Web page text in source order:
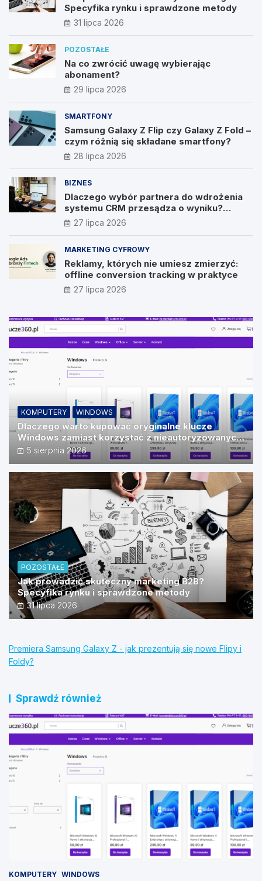
Specyfika rynku i sprawdzone metody
31 lipca 2026
POZOSTAŁE
Na co zwrócić uwagę wybierając
abonament?
29 lipca 2026
SMARTFONY
Samsung Galaxy Z Flip czy Galaxy Z Fold –
czym różnią się składane smartfony?
28 lipca 2026
BIZNES
Dlaczego wybór partnera do wdrożenia
systemu CRM przesądza o wyniku?
Wywiad z Pawłem Prymakowskim, CEO IT
Vision
27 lipca 2026
MARKETING CYFROWY
Reklamy, których nie umiesz zmierzyć:
offline conversion tracking w praktyce
27 lipca 2026
KOMPUTERY WINDOWS
Dlaczego warto kupować oryginalne klucze
Windows zamiast korzystać z nieautoryzowanych
źródeł?
5 sierpnia 2026
POZOSTAŁE
Jak prowadzić skuteczny marketing B2B?
Specyfika rynku i sprawdzone metody
31 lipca 2026
Premiera Samsung Galaxy Z - jak prezentują się nowe Flipy i
Foldy?
Sprawdź również
KOMPUTERY WINDOWS